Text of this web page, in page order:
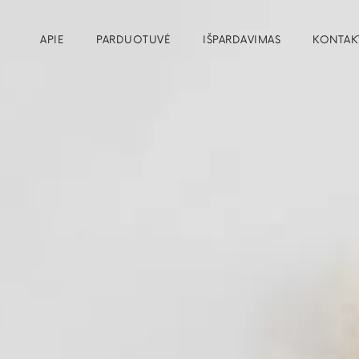
APIE PARDUOTUVĖ IŠPARDAVIMAS